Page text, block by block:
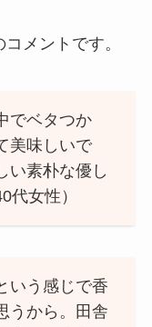
メントです。
でベタつか
美味しいで
い素朴な優し
代女性）
いう感じで香
うから。田舎